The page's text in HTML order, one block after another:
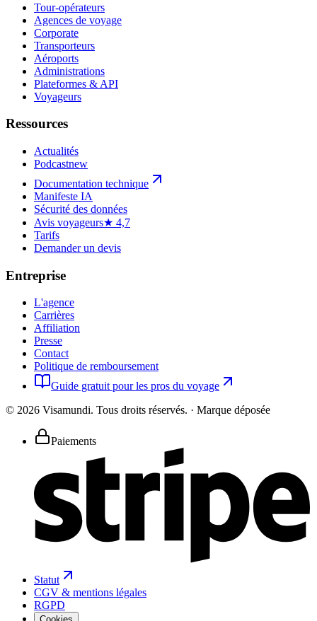
Tour-opérateurs
Agences de voyage
Corporate
Transporteurs
Aéroports
Administrations
Plateformes & API
Voyageurs
Ressources
Actualités
Podcastnew
Documentation technique
Manifeste IA
Sécurité des données
Avis voyageurs★ 4,7
Tarifs
Demander un devis
Entreprise
L'agence
Carrières
Affiliation
Presse
Contact
Politique de remboursement
Guide gratuit pour les pros du voyage
© 2026 Visamundi. Tous droits réservés. · Marque déposée
Paiements
Statut
CGV & mentions légales
RGPD